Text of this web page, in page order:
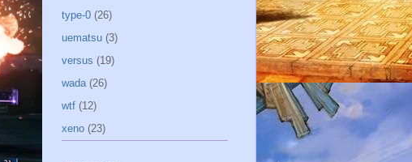
type-0 (26)
uematsu (3)
versus (19)
wada (26)
wtf (12)
xeno (23)